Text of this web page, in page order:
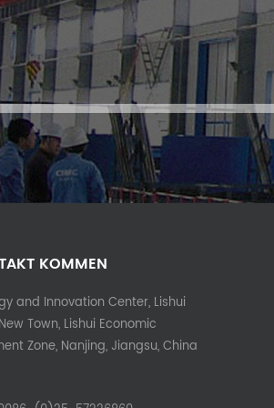
KOMMEN
and Innovation Center, Lishui
Town, Lishui Economic
Zone, Nanjing, Jiangsu, China